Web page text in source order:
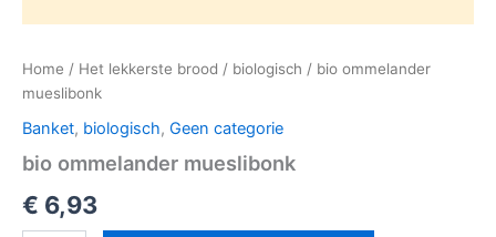
Home / Het lekkerste brood / biologisch / bio ommelander
mueslibonk
Banket, biologisch, Geen categorie
bio ommelander mueslibonk
€ 6,93